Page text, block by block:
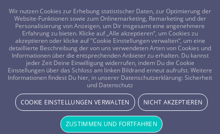
FRAGEN? KOSTENLOS ANRUFEN: 0800-8478266
Horoskop und Zeitqualität
November 2019
Vistano Beraterin AlinadelSol - Beraterblog
Wir nutzen Cookies zur Erhebung statistischer Daten, zur Optimierung der
Website-Funktionen sowie zum Onlinemarketing, Remarketing und der
Personalisierung von Anzeigen, um Dir insgesamt eine angenehmere
Erfahrung zu bieten. Klicke auf „Alle akzeptieren“, um Cookies zu
akzeptieren oder klicke auf "Cookie Einstellungen verwalten“, um eine
detaillierte Beschreibung der von uns verwendeten Arten von Cookies und
Informationen über die entsprechenden Anbieter zu erhalten. Du kannst
jeder Zeit Deine Einwilligung widerrufen, indem Du die Cookie
Einstellungen über das Schloss am linken Bildrand erneut aufrufst. Weitere
Informationen findest Du hier, in unserer Datenschutzerklärung: Sicherheit
und Datenschutz
COOKIE EINSTELLUNGEN VERWALTEN NICHT AKZEPTIEREN
ZUSTIMMEN UND FORTFAHREN